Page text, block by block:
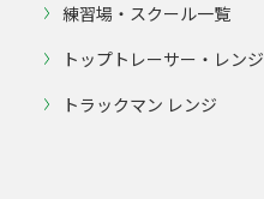
練習場・スクール一覧
トップトレーサー・レンジ
トラックマン レンジ